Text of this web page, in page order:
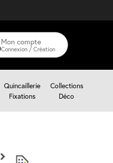
Mon compte
Connexion / Création
Quincaillerie
Fixations
Collections
Déco
Suivant